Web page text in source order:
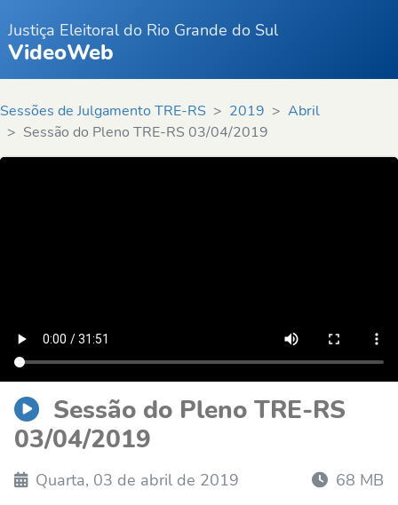
Justiça Eleitoral do Rio Grande do Sul
VideoWeb
Sessões de Julgamento TRE-RS 2019
Abril
Sessão do Pleno TRE-RS 03/04/2019
Sessão do Pleno TRE-RS
03/04/2019
Quarta, 03 de abril de 2019 68 MB